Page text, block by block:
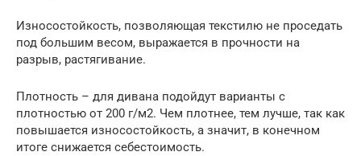
Износостойкость, позволяющая текстилю не проседать
под большим весом, выражается в прочности на
разрыв, растягивание.
Плотность – для дивана подойдут варианты с
плотностью от 200 г/м2. Чем плотнее, тем лучше, так как
повышается износостойкость, а значит, в конечном
итоге снижается себестоимость.